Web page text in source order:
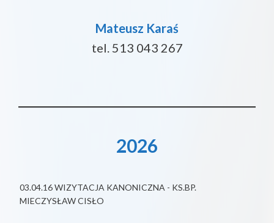
Mateusz Karaś
tel. 513 043 267
2026
03.04.16 WIZYTACJA KANONICZNA - KS.BP.
MIECZYSŁAW CISŁO